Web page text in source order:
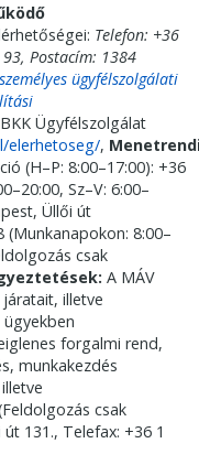
Telefon: +36
Postacím: 1384
személyes ügyfélszolgálati
BKK Ügyfélszolgálat
elerhetoseg/,
(H–P: 8:00–17:00): +36
Sz–V: 6:00–
Üllői út
(Munkanapokon: 8:00–
csak
A MÁV
illetve
forgalmi rend,
munkakezdés
csak
131., Telefax: +36 1